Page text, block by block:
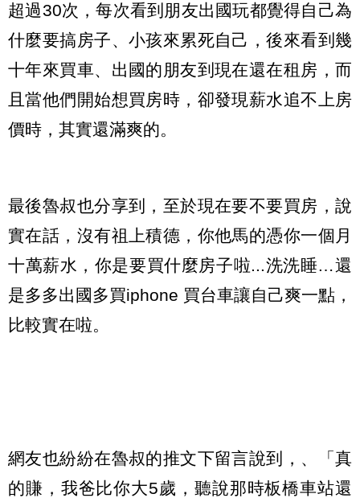
超過30次，每次看到朋友出國玩都覺得自己為
什麼要搞房子、小孩來累死自己，後來看到幾
十年來買車、出國的朋友到現在還在租房，而
且當他們開始想買房時，卻發現薪水追不上房
價時，其實還滿爽的。
最後魯叔也分享到，至於現在要不要買房，說
實在話，沒有祖上積德，你他馬的憑你一個月
十萬薪水，你是要買什麼房子啦...洗洗睡…還
是多多出國多買iphone 買台車讓自己爽一點，
比較實在啦。
網友也紛紛在魯叔的推文下留言說到，、「真
的賺，我爸比你大5歲，聽說那時板橋車站還